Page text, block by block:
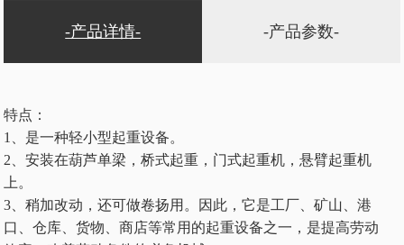
-产品详情- -产品参数-
特点：
1、是一种轻小型起重设备。
2、安装在葫芦单梁，桥式起重，门式起重机，悬臂起重机
上。
3、稍加改动，还可做卷扬用。因此，它是工厂、矿山、港
口、仓库、货物、商店等常用的起重设备之一，是提高劳动